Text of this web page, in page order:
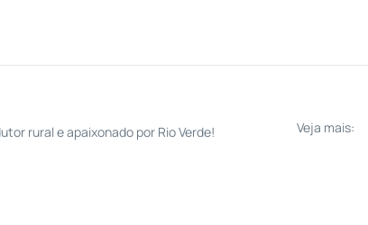
rural e apaixonado por Rio Verde! Veja mais: